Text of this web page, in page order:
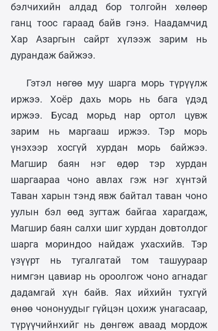
бэлчихийн алдад бор толгойн хөлөөр
ганц тоос гараад байв гэнэ. Наадамчид
Хар Азаргын сайрт хүлээж зарим нь
дурандаж байжээ.
Гэтэл нөгөө муу шарга морь түрүүлж
иржээ. Хоёр дахь морь нь бага үдэд
иржээ. Бусад морьд нар ортол цувж
зарим нь маргааш иржээ. Тэр морь
үнэхээр хосгүй хурдан морь байжээ.
Магшир баян нэг өдөр тэр хурдан
шаргаараа чоно авлах гэж нэг хүнтэй
Таван харын тэнд явж байтал таван чоно
уулын бэл өөд зугтаж байгаа харагдаж,
Магшир баян салхи шиг хурдан довтолдог
шарга мориндоо найдаж ухасхийв. Тэр
үзүүрт нь тугалгатай том ташуураар
нимгэн цавиар нь ороолгож чоно агнадаг
дадамгай хүн байв. Яах ийхийн тухгүй
өнөө чононуудыг гүйцэн цохиж унагасаар,
түрүүчийнхийг нь дөнгөж аваад мордож